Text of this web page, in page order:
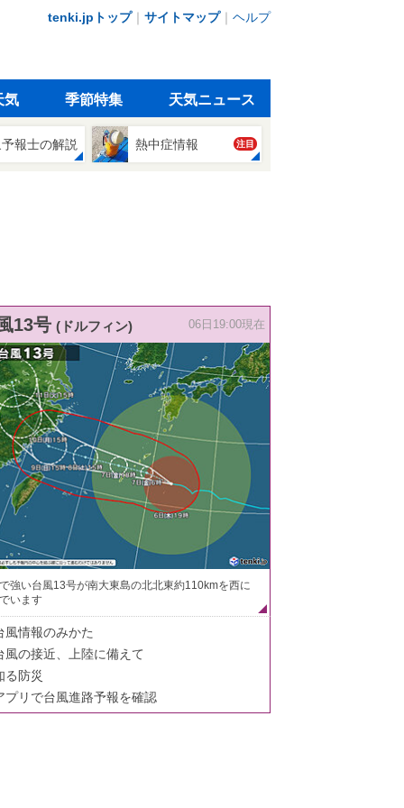
tenki.jpトップ｜ サイトマップ｜ ヘルプ
気 季節特集 天気ニュース
報士の解説 熱中症情報 注目
13号 (ドルフィン) 06日19:00現在
強い台風13号が南大東島の北北東約110kmを西に
います
風情報のみかた
風の接近、上陸に備えて
る防災
プリで台風進路予報を確認